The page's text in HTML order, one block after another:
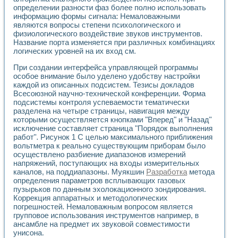
определении разности фаз более полно использовать
информацию формы сигнала: Немаловажными
являются вопросы степени психологического и
физиологического воздействие звуков инструментов.
Название порта изменяется при различных комбинациях
логических уровней на их вход см.
При создании интерфейса управляющей программы
особое внимание было уделено удобству настройки
каждой из описанных подсистем. Тезисы докладов
Всесоюзной научно-технической конференции. Форма
подсистемы контроля успеваемости тематически
разделена на четыре страницы, навигация между
которыми осуществляется кнопками "Вперед" и "Назад"
исключение составляет страница "Порядок выполнения
работ". Рисунок 1 С целью максимального приближения
вольтметра к реально существующим приборам было
осуществлено разбиение диапазонов измерений
напряжений, поступающих на входы измерительных
каналов, на поддиапазоны. Муякшин Разработкаметода
определения параметров всплывающих газовых
пузырьков по данным эхолокационного зондирования.
Коррекция аппаратных и методологических
погрешностей. Немаловажным вопросом является
групповое использования инструментов например, в
ансамбле на предмет их звуковой совместимости
унисона.